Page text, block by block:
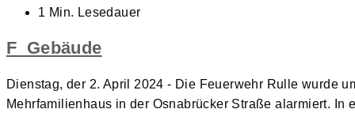
veröffentlicht:
Lesedauer:
1 Min. Lesedauer
F_Gebäude
Dienstag, der 2. April 2024 - Die Feuerwehr Rulle wurde
Mehrfamilienhaus in der Osnabrücker Straße alarmiert. In